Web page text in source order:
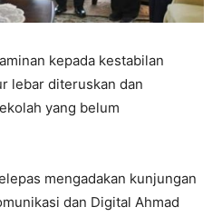
kepada kestabilan
lebar diteruskan dan
yang belum
mengadakan kunjungan
dan Digital Ahmad